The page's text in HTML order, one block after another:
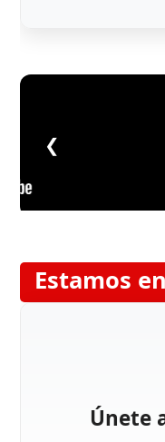
❮
Estamos
Únete